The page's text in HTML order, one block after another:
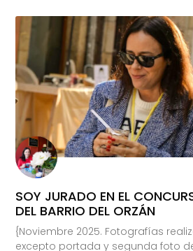
SOY JURADO EN EL
DEL BARRIO DEL ORZÁN
{Noviembre 2025. Fotografías
excepto portada y segunda foto